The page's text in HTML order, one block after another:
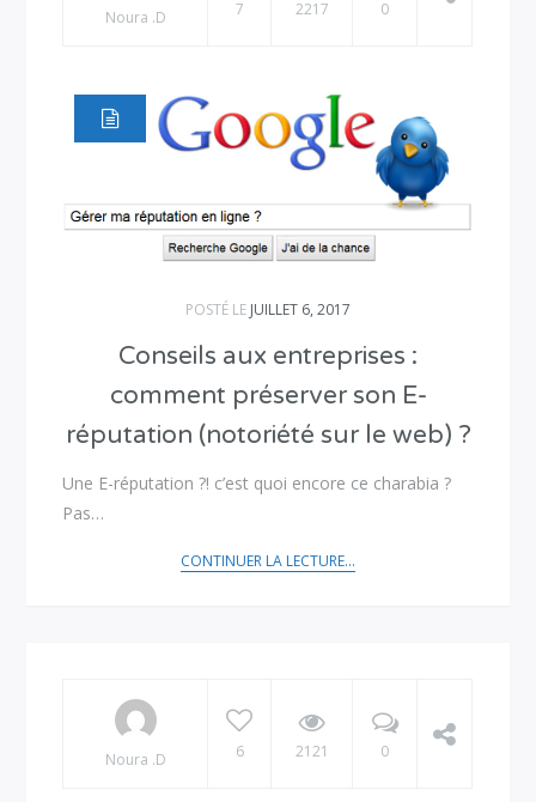
Noura .D 7 2217 0
POSTÉ LE JUILLET 6, 2017
Conseils aux entreprises :
comment préserver son E-
réputation (notoriété sur le web) ?
Une E-réputation ?! c’est quoi encore ce charabia ?
Pas…
CONTINUER LA LECTURE...
Noura .D 6 2121 0